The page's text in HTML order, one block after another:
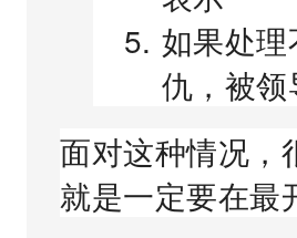
如果处
仇，被
面对这种情况，
就是一定要在最